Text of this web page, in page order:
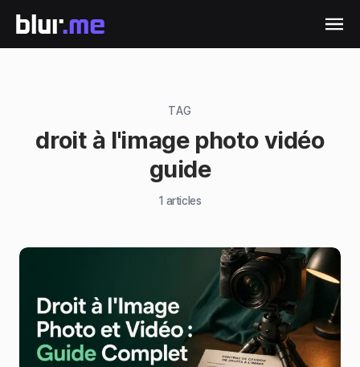
TAG
droit à l'image photo vidéo
guide
1 articles